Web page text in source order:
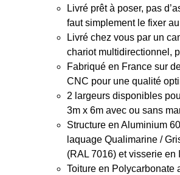
Livré prêt à poser, pas
faut simplement le fixer
Livré chez vous par un
chariot multidirectionnel,
Fabriqué en France sur
CNC pour une qualité
2 largeurs disponibles
3m x 6m avec ou sans
Structure en Aluminium
laquage Qualimarine /
(RAL 7016) et visserie en
Toiture en Polycarbonate